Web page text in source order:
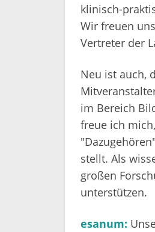
klinisch-
Wir freuen
Vertreter der
Neu ist auch,
im Bereich
freue ich
stellt. Als
großen
unterstützen.
esanum: